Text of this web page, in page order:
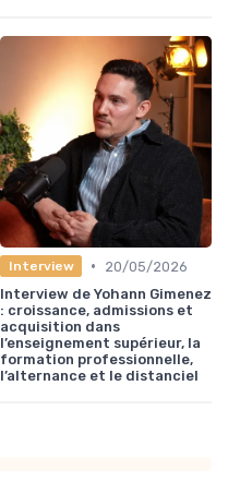
Interview •
20/05/2026
Interview de Yohann Gimenez
: croissance, admissions et
acquisition dans
l’enseignement supérieur, la
formation professionnelle,
l’alternance et le distanciel